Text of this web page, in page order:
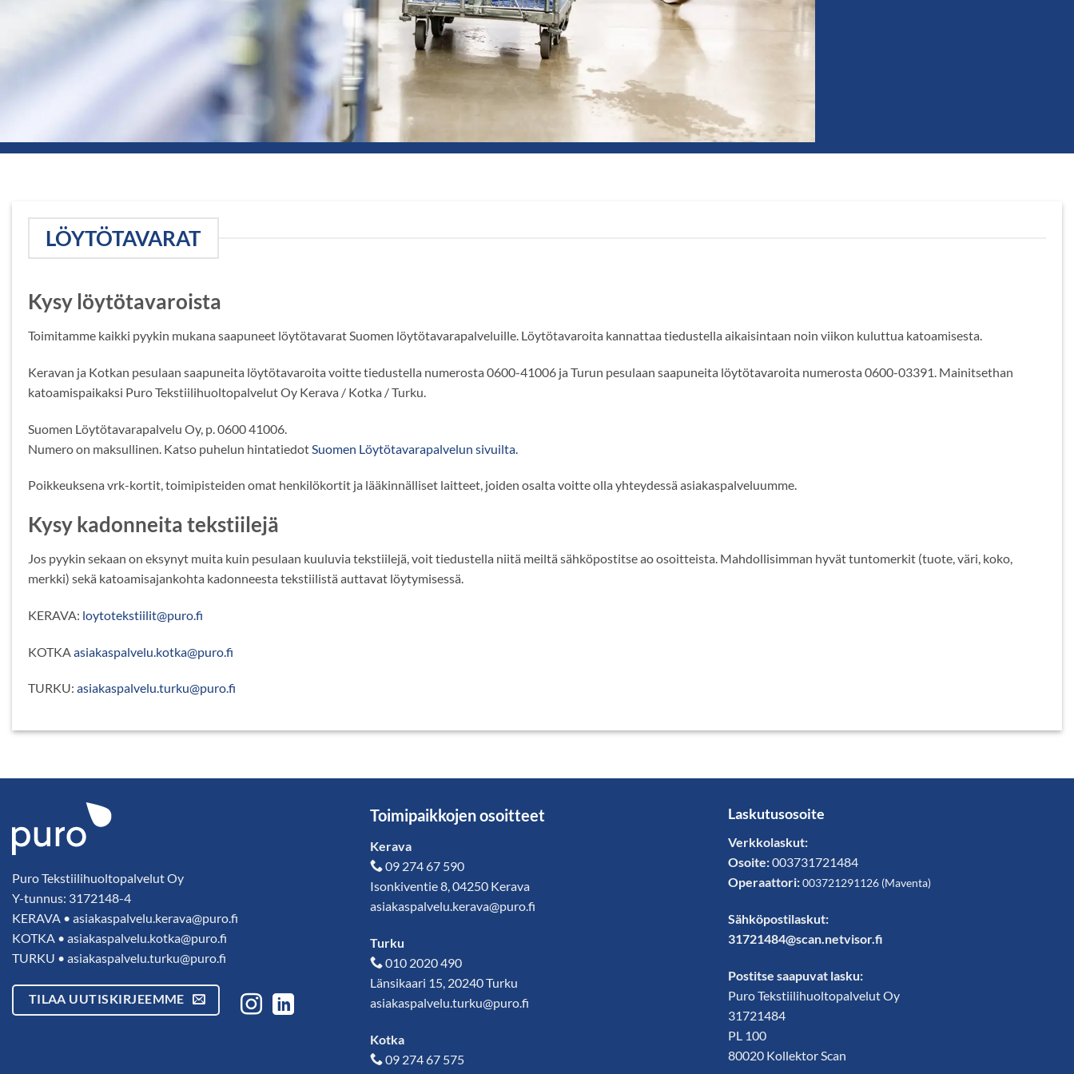
LÖYTÖTAVARAT
Kysy löytötavaroista
Toimitamme kaikki pyykin mukana saapuneet löytötavarat Suomen löytötavarapalveluille. Löytötavaroita kannattaa tiedustella aikaisintaan noin viikon kuluttua katoamisesta.
Keravan ja Kotkan pesulaan saapuneita löytötavaroita voitte tiedustella numerosta 0600-41006 ja Turun pesulaan saapuneita löytötavaroita numerosta 0600-03391. Mainitsethan
katoamispaikaksi Puro Tekstiilihuoltopalvelut Oy Kerava / Kotka / Turku.
Suomen Löytötavarapalvelu Oy, p. 0600 41006.
Numero on maksullinen. Katso puhelun hintatiedot Suomen Löytötavarapalvelun sivuilta.
Poikkeuksena vrk-kortit, toimipisteiden omat henkilökortit ja lääkinnälliset laitteet, joiden osalta voitte olla yhteydessä asiakaspalveluumme.
Kysy kadonneita tekstiilejä
Jos pyykin sekaan on eksynyt muita kuin pesulaan kuuluvia tekstiilejä, voit tiedustella niitä meiltä sähköpostitse ao osoitteista. Mahdollisimman hyvät tuntomerkit (tuote, väri, koko,
merkki) sekä katoamisajankohta kadonneesta tekstiilistä auttavat löytymisessä.
KERAVA: loytotekstiilit@puro.fi
KOTKA asiakaspalvelu.kotka@puro.fi
TURKU: asiakaspalvelu.turku@puro.fi
Puro Tekstiilihuoltopalvelut Oy
Y-tunnus: 3172148-4
KERAVA • asiakaspalvelu.kerava@puro.fi
KOTKA • asiakaspalvelu.kotka@puro.fi
TURKU • asiakaspalvelu.turku@puro.fi
TILAA UUTISKIRJEEMME
Toimipaikkojen osoitteet
Kerava
09 274 67 590
Isonkiventie 8, 04250 Kerava
asiakaspalvelu.kerava@puro.fi
Turku
010 2020 490
Länsikaari 15, 20240 Turku
asiakaspalvelu.turku@puro.fi
Kotka
09 274 67 575
Laskutusosoite
Verkkolaskut:
Osoite:003731721484
Operaattori:003721291126 (Maventa)
Sähköpostilaskut:
31721484@scan.netvisor.fi
Postitse saapuvat lasku:
Puro Tekstiilihuoltopalvelut Oy
31721484
PL 100
80020 Kollektor Scan